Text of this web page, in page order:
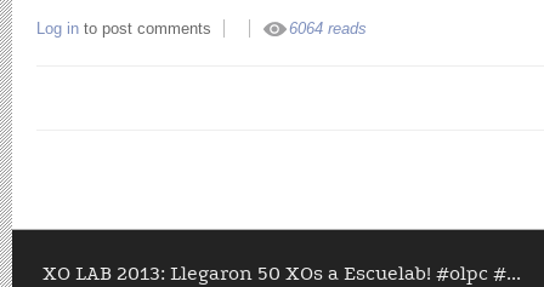
Log in to post comments 6064 reads
XO LAB 2013: Llegaron 50 XOs a Escuelab! #olpc #...